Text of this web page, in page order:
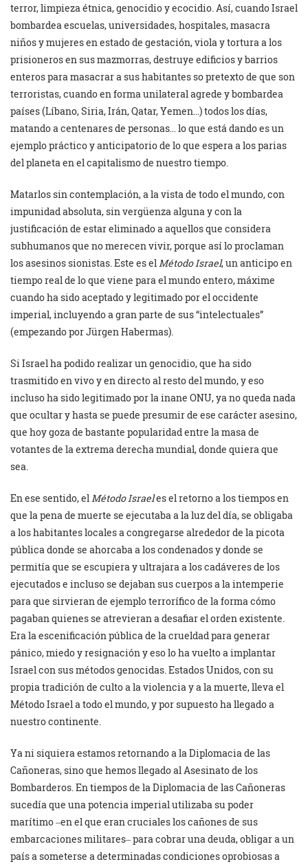
terror, limpieza étnica, genocidio y ecocidio. Así, cuando Israel
bombardea escuelas, universidades, hospitales, masacra
niños y mujeres en estado de gestación, viola y tortura a los
prisioneros en sus mazmorras, destruye edificios y barrios
enteros para masacrar a sus habitantes so pretexto de que son
terroristas, cuando en forma unilateral agrede y bombardea
países (Líbano, Siria, Irán, Qatar, Yemen…) todos los días,
matando a centenares de personas… lo que está dando es un
ejemplo práctico y anticipatorio de lo que espera a los parias
del planeta en el capitalismo de nuestro tiempo.
Matarlos sin contemplación, a la vista de todo el mundo, con
impunidad absoluta, sin vergüenza alguna y con la
justificación de estar eliminado a aquellos que considera
subhumanos que no merecen vivir, porque así lo proclaman
los asesinos sionistas. Este es el Método Israel, un anticipo en
tiempo real de lo que viene para el mundo entero, máxime
cuando ha sido aceptado y legitimado por el occidente
imperial, incluyendo a gran parte de sus “intelectuales”
(empezando por Jürgen Habermas).
Si Israel ha podido realizar un genocidio, que ha sido
trasmitido en vivo y en directo al resto del mundo, y eso
incluso ha sido legitimado por la inane ONU, ya no queda nada
que ocultar y hasta se puede presumir de ese carácter asesino,
que hoy goza de bastante popularidad entre la masa de
votantes de la extrema derecha mundial, donde quiera que
sea.
En ese sentido, el Método Israeles el retorno a los tiempos en
que la pena de muerte se ejecutaba a la luz del día, se obligaba
a los habitantes locales a congregarse alrededor de la picota
pública donde se ahorcaba a los condenados y donde se
permitía que se escupiera y ultrajara a los cadáveres de los
ejecutados e incluso se dejaban sus cuerpos a la intemperie
para que sirvieran de ejemplo terrorífico de la forma cómo
pagaban quienes se atrevieran a desafiar el orden existente.
Era la escenificación pública de la crueldad para generar
pánico, miedo y resignación y eso lo ha vuelto a implantar
Israel con sus métodos genocidas. Estados Unidos, con su
propia tradición de culto a la violencia y a la muerte, lleva el
Método Israel a todo el mundo, y por supuesto ha llegado a
nuestro continente.
Ya ni siquiera estamos retornando a la Diplomacia de las
Cañoneras, sino que hemos llegado al Asesinato de los
Bombarderos. En tiempos de la Diplomacia de las Cañoneras
sucedía que una potencia imperial utilizaba su poder
marítimo ‒en el que eran cruciales los cañones de sus
embarcaciones militares‒ para cobrar una deuda, obligar a un
país a someterse a determinadas condiciones oprobiosas a